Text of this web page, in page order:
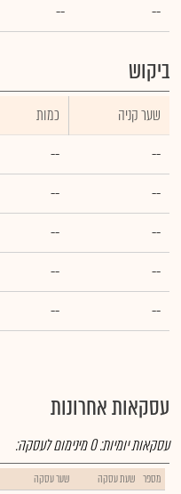
--
--
ביקוש
שער קניה כמות
--
--
--
--
--
--
--
--
--
--
עסקאות אחרונות
עסקאות יומיות:0מינימום לעסקה:
מספר שעת עסקה שער עסקה